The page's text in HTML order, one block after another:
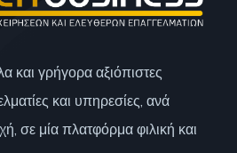
και γρήγορα αξιόπιστες
και υπηρεσίες, ανά
σε μία πλατφόρμα φιλική και